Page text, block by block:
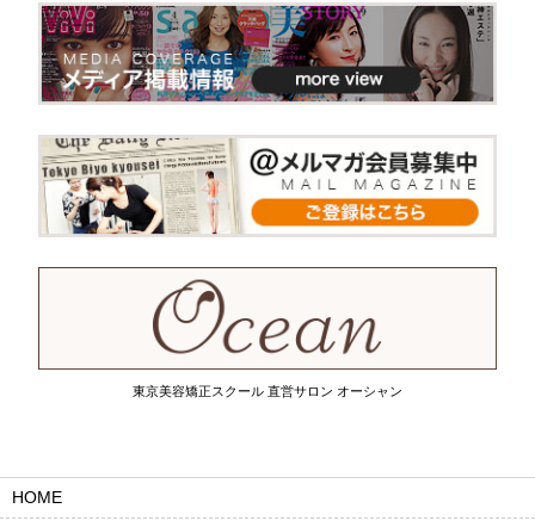
東京美容矯正スクール 直営サロン オーシャン
HOME